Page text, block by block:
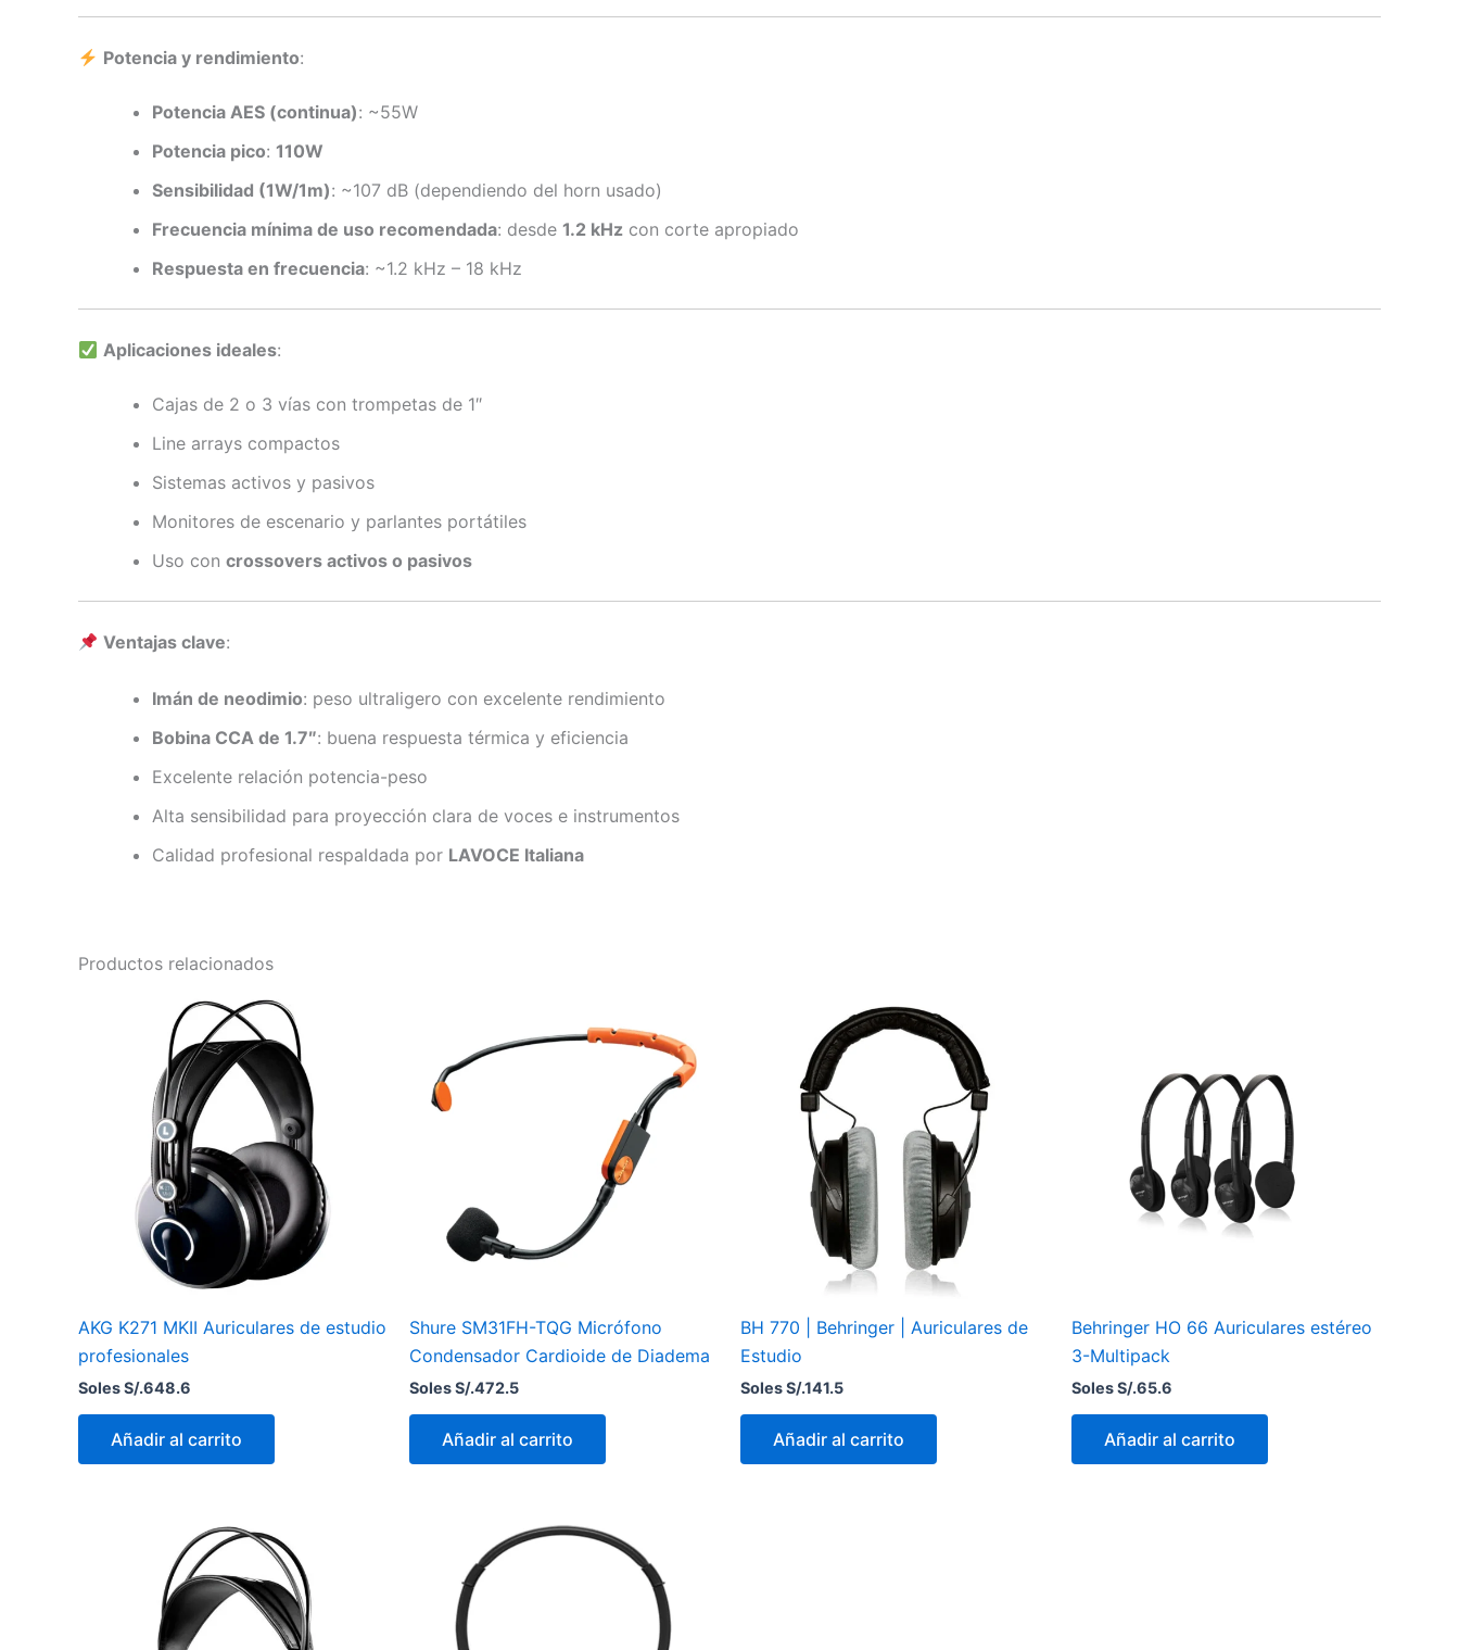
Potencia y rendimiento:
Potencia AES (continua): ~55W
Potencia pico: 110W
Sensibilidad (1W/1m): ~107 dB (dependiendo del horn usado)
Frecuencia mínima de uso recomendada: desde 1.2 kHz con corte apropiado
Respuesta en frecuencia: ~1.2 kHz – 18 kHz
Aplicaciones ideales:
Cajas de 2 o 3 vías con trompetas de 1″
Line arrays compactos
Sistemas activos y pasivos
Monitores de escenario y parlantes portátiles
Uso con crossovers activos o pasivos
Ventajas clave:
Imán de neodimio: peso ultraligero con excelente rendimiento
Bobina CCA de 1.7″: buena respuesta térmica y eficiencia
Excelente relación potencia-peso
Alta sensibilidad para proyección clara de voces e instrumentos
Calidad profesional respaldada por LAVOCE Italiana
Productos relacionados
AKG K271 MKII Auriculares de estudio
profesionales
Soles S/.648.6
Añadir al carrito
Shure SM31FH-TQG Micrófono
Condensador Cardioide de Diadema
Soles S/.472.5
Añadir al carrito
BH 770 | Behringer | Auriculares de
Estudio
Soles S/.141.5
Añadir al carrito
Behringer HO 66 Auriculares estéreo
3-Multipack
Soles S/.65.6
Añadir al carrito